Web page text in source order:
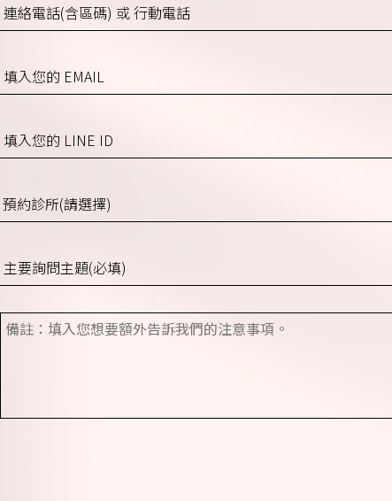
連
絡
電
話
區
或
動
電
話
EMAIL
填
入
您
的
ID
預
約
診
所
(請
選
詢
問
項
備